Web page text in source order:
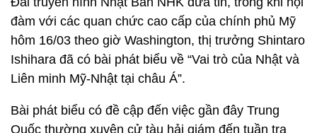
đàm với các quan chức cao cấp của chính phủ Mỹ
hôm 16/03 theo giờ Washington, thị trưởng Shintaro
Ishihara đã có bài phát biểu về “Vai trò của Nhật và
Liên minh Mỹ-Nhật tại châu Á”.
Bài phát biểu có đề cập đến việc gần đây Trung
Quốc thường xuyên cử tàu hải giám đến tuần tra